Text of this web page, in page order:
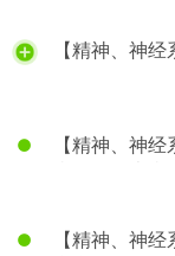
【精神、神
【精神、神
【精神、神